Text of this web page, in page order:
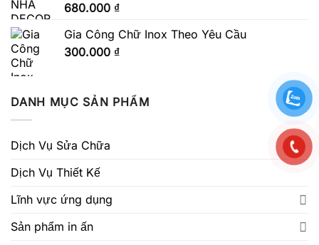
680.000 ₫
Gia Công Chữ Inox Theo Yêu Cầu
300.000 ₫
DANH MỤC SẢN PHẨM
Dịch Vụ Sửa Chữa
Dịch Vụ Thiết Kế
Lĩnh vực ứng dụng
Sản phẩm in ấn